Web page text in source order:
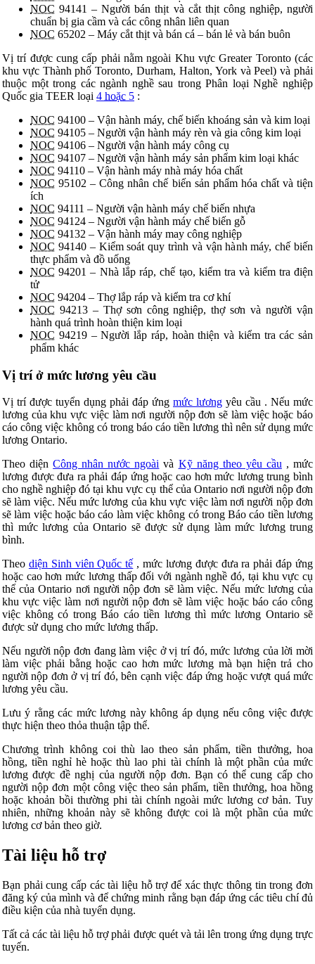
NOC 94141 – Người bán thịt và cắt thịt công nghiệp, người
chuẩn bị gia cầm và các công nhân liên quan
NOC 65202 – Máy cắt thịt và bán cá – bán lẻ và bán buôn
Vị trí được cung cấp phải nằm ngoài Khu vực Greater Toronto (các
khu vực Thành phố Toronto, Durham, Halton, York và Peel) và phải
thuộc một trong các ngành nghề sau trong Phân loại Nghề nghiệp
Quốc gia TEER loại 4 hoặc 5 :
NOC 94100 – Vận hành máy, chế biến khoáng sản và kim loại
NOC 94105 – Người vận hành máy rèn và gia công kim loại
NOC 94106 – Người vận hành máy công cụ
NOC 94107 – Người vận hành máy sản phẩm kim loại khác
NOC 94110 – Vận hành máy nhà máy hóa chất
NOC 95102 – Công nhân chế biến sản phẩm hóa chất và tiện
ích
NOC 94111 – Người vận hành máy chế biến nhựa
NOC 94124 – Người vận hành máy chế biến gỗ
NOC 94132 – Vận hành máy may công nghiệp
NOC 94140 – Kiểm soát quy trình và vận hành máy, chế biến
thực phẩm và đồ uống
NOC 94201 – Nhà lắp ráp, chế tạo, kiểm tra và kiểm tra điện
tử
NOC 94204 – Thợ lắp ráp và kiểm tra cơ khí
NOC 94213 – Thợ sơn công nghiệp, thợ sơn và người vận
hành quá trình hoàn thiện kim loại
NOC 94219 – Người lắp ráp, hoàn thiện và kiểm tra các sản
phẩm khác
Vị trí ở mức lương yêu cầu
Vị trí được tuyển dụng phải đáp ứng mức lương yêu cầu . Nếu mức
lương của khu vực việc làm nơi người nộp đơn sẽ làm việc hoặc báo
cáo công việc không có trong báo cáo tiền lương thì nên sử dụng mức
lương Ontario.
Theo diệnCông nhân nước ngoài và Kỹ năng theo yêu cầu , mức
lương được đưa ra phải đáp ứng hoặc cao hơn mức lương trung bình
cho nghề nghiệp đó tại khu vực cụ thể của Ontario nơi người nộp đơn
sẽ làm việc. Nếu mức lương của khu vực việc làm nơi người nộp đơn
sẽ làm việc hoặc báo cáo làm việc không có trong Báo cáo tiền lương
thì mức lương của Ontario sẽ được sử dụng làm mức lương trung
bình.
Theo diện Sinh viên Quốc tế , mức lương được đưa ra phải đáp ứng
hoặc cao hơn mức lương thấp đối với ngành nghề đó, tại khu vực cụ
thể của Ontario nơi người nộp đơn sẽ làm việc. Nếu mức lương của
khu vực việc làm nơi người nộp đơn sẽ làm việc hoặc báo cáo công
việc không có trong Báo cáo tiền lương thì mức lương Ontario sẽ
được sử dụng cho mức lương thấp.
Nếu người nộp đơn đang làm việc ở vị trí đó, mức lương của lời mời
làm việc phải bằng hoặc cao hơn mức lương mà bạn hiện trả cho
người nộp đơn ở vị trí đó, bên cạnh việc đáp ứng hoặc vượt quá mức
lương yêu cầu.
Lưu ý rằng các mức lương này không áp dụng nếu công việc được
thực hiện theo thỏa thuận tập thể.
Chương trình không coi thù lao theo sản phẩm, tiền thưởng, hoa
hồng, tiền nghỉ hè hoặc thù lao phi tài chính là một phần của mức
lương được đề nghị của người nộp đơn. Bạn có thể cung cấp cho
người nộp đơn một công việc theo sản phẩm, tiền thưởng, hoa hồng
hoặc khoản bồi thường phi tài chính ngoài mức lương cơ bản. Tuy
nhiên, những khoản này sẽ không được coi là một phần của mức
lương cơ bản theo giờ.
Tài liệu hỗ trợ
Bạn phải cung cấp các tài liệu hỗ trợ để xác thực thông tin trong đơn
đăng ký của mình và để chứng minh rằng bạn đáp ứng các tiêu chí đủ
điều kiện của nhà tuyển dụng.
Tất cả các tài liệu hỗ trợ phải được quét và tải lên trong ứng dụng trực
tuyến.